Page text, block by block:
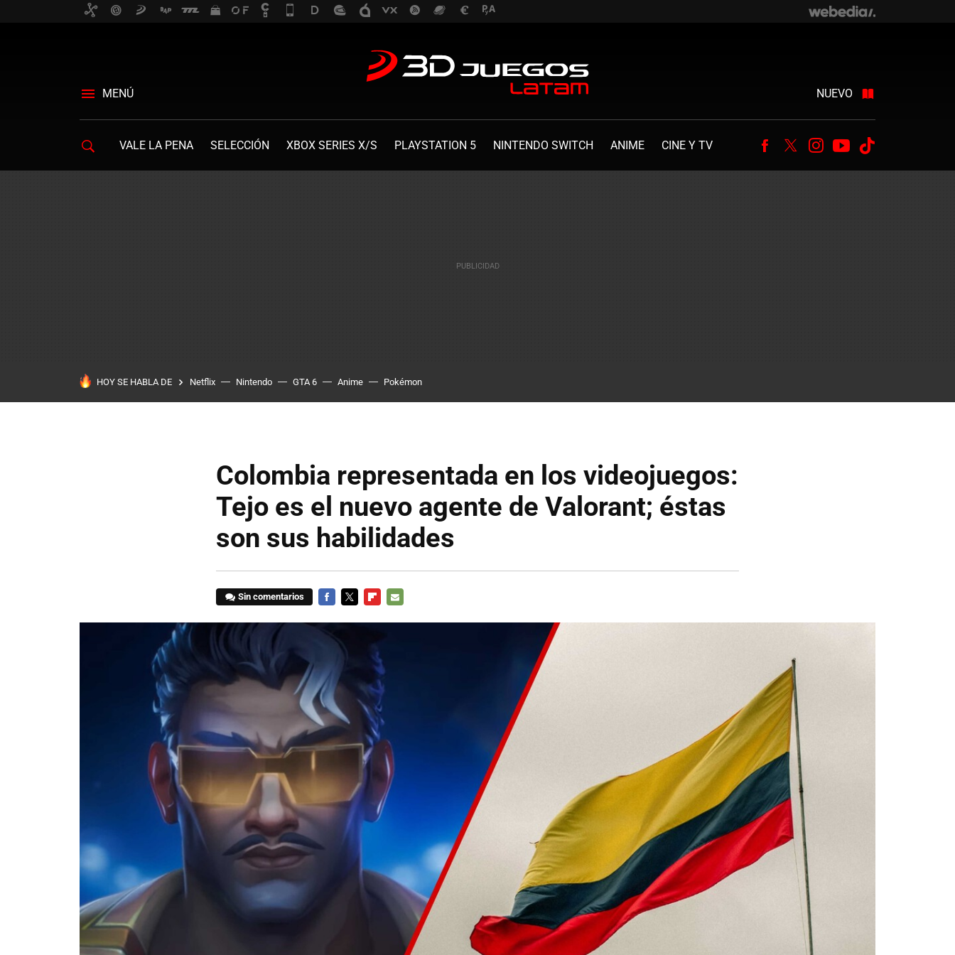
MENÚ NUEVO
VALE LA PENA SELECCIÓN XBOX SERIES X/S PLAYSTATION 5 NINTENDO SWITCH ANIME CINE Y TV Facebook
TwitterInstagram
Youtube
HOY SE HABLA DE Netflix Nintendo GTA 6 Anime Pokémon
Colombia representada en los videojuegos:
Tejo es el nuevo agente de Valorant; éstas
son sus habilidades
Sin comentarios